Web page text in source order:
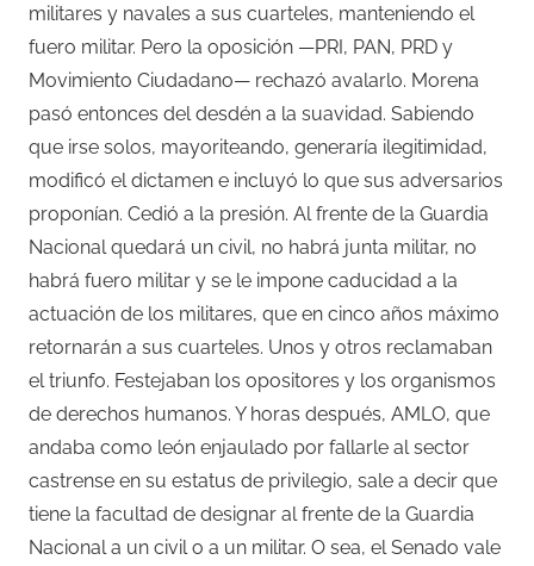
militares y navales a sus cuarteles, manteniendo el
fuero militar. Pero la oposición —PRI, PAN, PRD y
Movimiento Ciudadano— rechazó avalarlo. Morena
pasó entonces del desdén a la suavidad. Sabiendo
que irse solos, mayoriteando, generaría ilegitimidad,
modificó el dictamen e incluyó lo que sus adversarios
proponían. Cedió a la presión. Al frente de la Guardia
Nacional quedará un civil, no habrá junta militar, no
habrá fuero militar y se le impone caducidad a la
actuación de los militares, que en cinco años máximo
retornarán a sus cuarteles. Unos y otros reclamaban
el triunfo. Festejaban los opositores y los organismos
de derechos humanos. Y horas después, AMLO, que
andaba como león enjaulado por fallarle al sector
castrense en su estatus de privilegio, sale a decir que
tiene la facultad de designar al frente de la Guardia
Nacional a un civil o a un militar. O sea, el Senado vale